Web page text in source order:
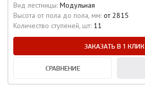
Вид лестницы: Модульная
Высота от пола до пола, мм: от 2815
Количество ступеней, шт: 11
ЗАКАЗАТЬ В 1 КЛИК
СРАВНЕНИЕ